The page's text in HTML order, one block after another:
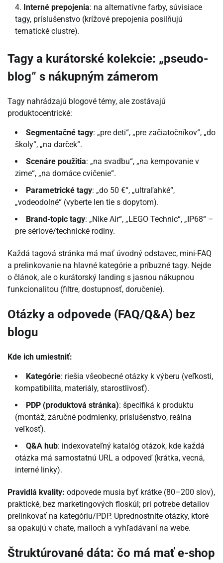
Interné prepojenia: na alternatívne farby, súvisiace
tagy, príslušenstvo (krížové prepojenia posilňujú
tematické clustre).
Tagy a kurátorské kolekcie: „pseudo-
blog“ s nákupným zámerom
Tagy nahrádzajú blogové témy, ale zostávajú
produktocentrické:
Segmentačné tagy: „pre deti“, „pre začiatočníkov“, „do
školy“, „na darček“.
Scenáre použitia: „na svadbu“, „na kempovanie v
zime“, „na domáce cvičenie“.
Parametrické tagy: „do 50 €“, „ultraľahké“,
„vodeodolné“ (vyberte len tie s dopytom).
Brand-topic tagy: „Nike Air“, „LEGO Technic“, „IP68“ –
pre sériové/technické rodiny.
Každá tagová stránka má mať úvodný odstavec, mini-FAQ
a prelinkovanie na hlavné kategórie a príbuzné tagy. Nejde
o článok, ale o kurátorský landing s jasnou nákupnou
funkcionalitou (filtre, dostupnosť, doručenie).
Otázky a odpovede (FAQ/Q&A) bez
blogu
Kde ich umiestniť:
Kategórie: riešia všeobecné otázky k výberu (veľkosti,
kompatibilita, materiály, starostlivosť).
PDP (produktová stránka): špecifiká k produktu
(montáž, záručné podmienky, príslušenstvo, reálna
veľkosť).
Q&A hub: indexovateľný katalóg otázok, kde každá
otázka má samostatnú URL a odpoveď (krátka, vecná,
interné linky).
Pravidlá kvality: odpovede musia byť krátke (80–200 slov),
praktické, bez marketingových floskúl; pri potrebe detailov
prelinkovať na kategóriu/PDP. Uprednostnite otázky, ktoré
sa opakujú v chate, mailoch a vyhľadávaní na webe.
Štruktúrované dáta: čo má mať e-shop